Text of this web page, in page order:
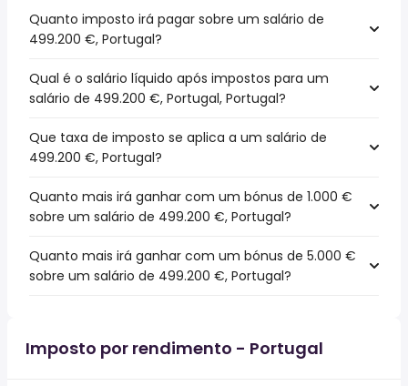
Quanto imposto irá pagar sobre um salário de
499.200 €, Portugal?
Qual é o salário líquido após impostos para um
salário de 499.200 €, Portugal, Portugal?
Que taxa de imposto se aplica a um salário de
499.200 €, Portugal?
Quanto mais irá ganhar com um bónus de 1.000 €
sobre um salário de 499.200 €, Portugal?
Quanto mais irá ganhar com um bónus de 5.000 €
sobre um salário de 499.200 €, Portugal?
Imposto por rendimento - Portugal